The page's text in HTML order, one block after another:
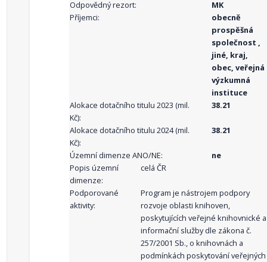
Odpovědný rezort:
MK
Příjemci:
obecně
prospěšná
společnost ,
jiné, kraj,
obec, veřejná
výzkumná
instituce
Alokace dotačního titulu 2023 (mil.
Kč):
38.21
Alokace dotačního titulu 2024 (mil.
Kč):
38.21
Územní dimenze ANO/NE:
ne
Popis územní
dimenze:
celá ČR
Podporované
aktivity:
Program je nástrojem podpory
rozvoje oblasti knihoven,
poskytujících veřejné knihovnické a
informační služby dle zákona č.
257/2001 Sb., o knihovnách a
podmínkách poskytování veřejných